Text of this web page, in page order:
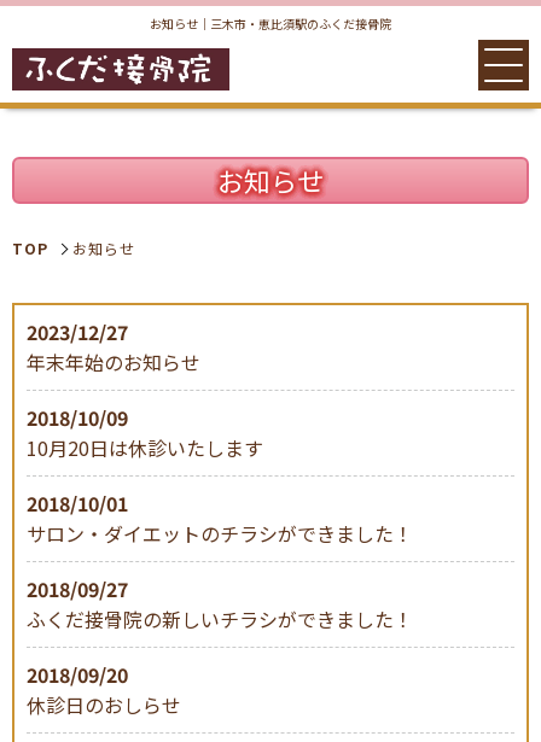
お知らせ｜三木市・恵比須駅のふくだ接骨院
料金表
お知らせ
TOP お知らせ
2023/12/27
年末年始のお知らせ
2018/10/09
10月20日は休診いたします
2018/10/01
サロン・ダイエットのチラシができました！
2018/09/27
ふくだ接骨院の新しいチラシができました！
2018/09/20
休診日のおしらせ